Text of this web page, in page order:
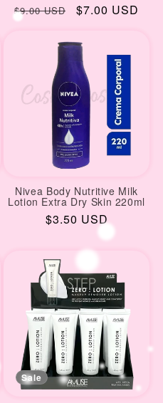
Regular
price
$9.00 USD
Sale
$7.00 USD
Nivea Body Nutritive Milk
Lotion Extra Dry Skin 220ml
Regular
$3.50 USD
Sale